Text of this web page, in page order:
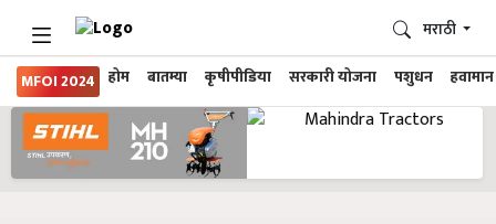
MFOI 2024 होम बातम्या कृषीपीडिया सरकारी योजना पशुधन हवामान
मराठी